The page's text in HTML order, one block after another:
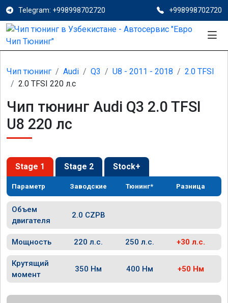
Telegram: +998998702720 +998998702720
Чип тюнинг Audi Q3 U8 - 2011 - 2018
2.0 TFSI
2.0 TFSI 220 л.с
Чип тюнинг Audi Q3 2.0 TFSI
U8 220 лс
Stage 1 Stage 2 Stock+
Параметр Заводские Тюнинг* Разница
Объем
двигателя
2.0 CZPB
Мощность 220 л.с. 250 л.с. +30 л.с.
Крутящий
момент
350 Нм 400 Нм +50 Нм